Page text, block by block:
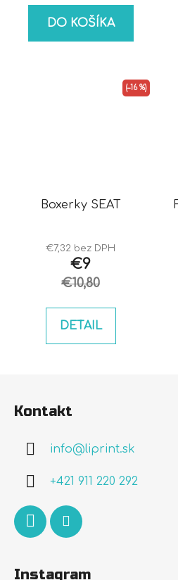
DO KOŠÍKA
Boxerky SEAT
€7,32 bez DPH
€9
€10,80
(–16 %)
DETAIL
Kontakt
info@liprint.sk
+421 911 220 292
Instagram